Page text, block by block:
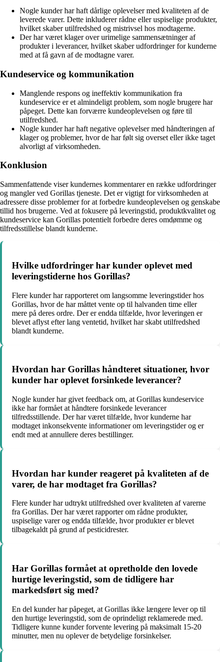
Nogle kunder har haft dårlige oplevelser med kvaliteten af de
leverede varer. Dette inkluderer rådne eller uspiselige produkter,
hvilket skaber utilfredshed og mistrivsel hos modtagerne.
Der har været klager over urimelige sammensætninger af
produkter i leverancer, hvilket skaber udfordringer for kunderne
med at få gavn af de modtagne varer.
Kundeservice og kommunikation
Manglende respons og ineffektiv kommunikation fra
kundeservice er et almindeligt problem, som nogle brugere har
påpeget. Dette kan forværre kundeoplevelsen og føre til
utilfredshed.
Nogle kunder har haft negative oplevelser med håndteringen af
klager og problemer, hvor de har følt sig overset eller ikke taget
alvorligt af virksomheden.
Konklusion
Sammenfattende viser kundernes kommentarer en række udfordringer
og mangler ved Gorillas tjeneste. Det er vigtigt for virksomheden at
adressere disse problemer for at forbedre kundeoplevelsen og genskabe
tillid hos brugerne. Ved at fokusere på leveringstid, produktkvalitet og
kundeservice kan Gorillas potentielt forbedre deres omdømme og
tilfredsstillelse blandt kunderne.
Hvilke udfordringer har kunder oplevet med
leveringstiderne hos Gorillas?
Flere kunder har rapporteret om langsomme leveringstider hos
Gorillas, hvor de har måttet vente op til halvanden time eller
mere på deres ordre. Der er endda tilfælde, hvor leveringen er
blevet aflyst efter lang ventetid, hvilket har skabt utilfredshed
blandt kunderne.
Hvordan har Gorillas håndteret situationer, hvor
kunder har oplevet forsinkede leverancer?
Nogle kunder har givet feedback om, at Gorillas kundeservice
ikke har formået at håndtere forsinkede leverancer
tilfredsstillende. Der har været tilfælde, hvor kunderne har
modtaget inkonsekvente informationer om leveringstider og er
endt med at annullere deres bestillinger.
Hvordan har kunder reageret på kvaliteten af de
varer, de har modtaget fra Gorillas?
Flere kunder har udtrykt utilfredshed over kvaliteten af varerne
fra Gorillas. Der har været rapporter om rådne produkter,
uspiselige varer og endda tilfælde, hvor produkter er blevet
tilbagekaldt på grund af pesticidrester.
Har Gorillas formået at opretholde den lovede
hurtige leveringstid, som de tidligere har
markedsført sig med?
En del kunder har påpeget, at Gorillas ikke længere lever op til
den hurtige leveringstid, som de oprindeligt reklamerede med.
Tidligere kunne kunder forvente levering på maksimalt 15-20
minutter, men nu oplever de betydelige forsinkelser.